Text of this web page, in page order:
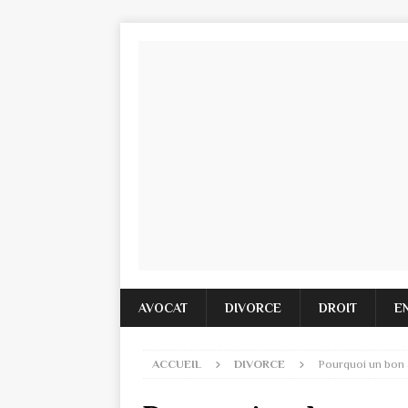
AVOCAT DIVORCE DROIT
ACCUEIL DIVORCE Pourquoi un